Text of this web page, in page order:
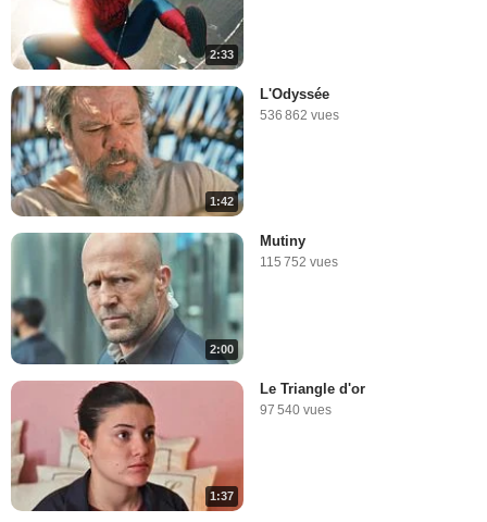
2:33
1:42
L'Odyssée
536 862 vues
2:00
Mutiny
115 752 vues
1:37
Le Triangle d'or
97 540 vues